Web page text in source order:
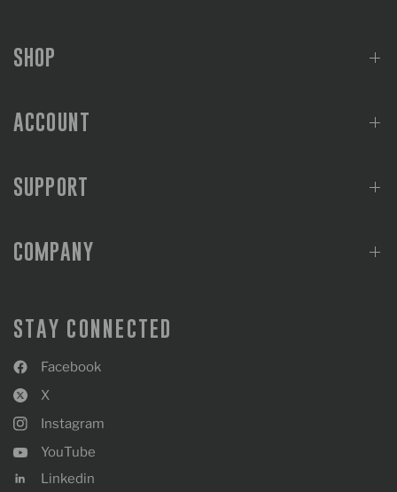
SHOP
ACCOUNT
SUPPORT
COMPANY
STAY CONNECTED
Facebook
X
Instagram
YouTube
Linkedin